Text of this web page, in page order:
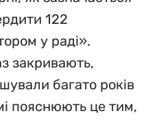
122
у раді».
закривають,
багато років
пояснюють це тим,